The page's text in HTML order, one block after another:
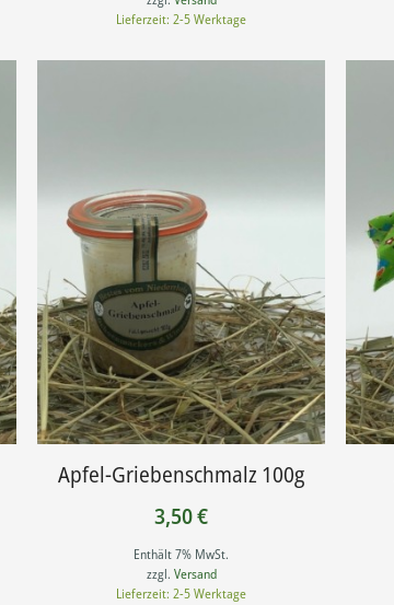
Lieferzeit: 2-5 Werktage
Apfel-Griebenschmalz 100g
3,50€
Enthält 7% MwSt.
zzgl. Versand
Lieferzeit: 2-5 Werktage